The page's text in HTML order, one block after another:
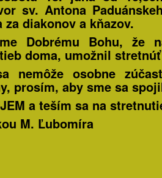
sv. Antona
za diakonov a kňazov.
Dobrému Bohu, že
doma, umožnil
nemôže osobne
prosím, aby sme sa
a teším sa na
M. Ľubomíra